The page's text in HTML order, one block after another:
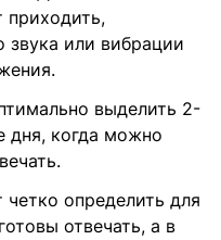
звука или вибрации
выделить 2-
дня, когда можно
четко определить для
отвечать, а в